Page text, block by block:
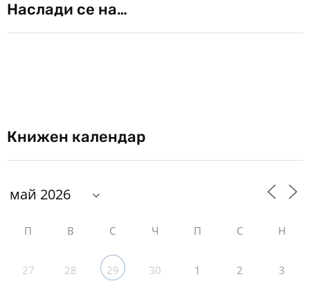
Наслади се на…
Книжен календар
П В С Ч П С Н
27 28 29 30 1 2 3